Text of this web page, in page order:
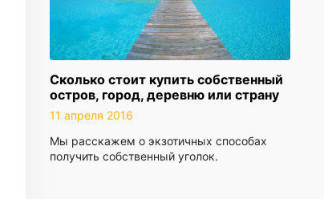
Сколько стоит купить собственный
остров, город, деревню или страну
11 апреля 2016
Мы расскажем о экзотичных способах
получить собственный уголок.